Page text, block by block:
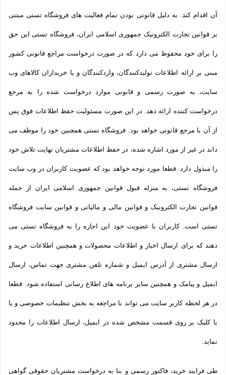
آن اقدام کند. به دلیل قانونی بودن تمام فعالیت های فروشگاه تستی مبتنی
بر قوانین تجارت الکترونیک جمهوری اسلامی ایران، فروشگاه تستی این حق
را برای خود محفوظ می دارد که در صورت درخواست مراجع قانونی کشور
مبنی بر ارائه اطلاعات تولیدکنندگان، واردکنندگان و یا خریداران کالاهای وب
سایت، به صورت رسمی و قانونی موارد درخواست شده را به مرجع
درخواست کننده ارائه دهد. در این صورت مسئولیت حفظ اطلاعات فوق پس
از آن با مرجع قانونی خواهد بود. فروشگاه تستی همچنین خود را موظف می
داند در غیر از مورد اشاره شده، در حفظ اطلاعات مشتریان نهایت تلاش خود
را مبذول دارد. قطعا مورد توجه خواهد بود که عضویت کاربران در وب سایت
فروشگاه تستی، به منزله قبول قوانین جمهوری اسلامی ایران از جمله
قوانین تجارت الکترونیک و قوانین مالی و مالیاتی و قوانین سایت فروشگاه
تستی است. کاربران با عضویت خود این اجازه را به فروشگاه تستی می
دهند که برای ارسال اخبار و اطلاعات محصولات و همچنین اطلاعات خرید و
ارسال مشتری از آدرس ایمیل و شماره تلفن مشتری جهت تماس، ارسال
ایمیل و پیامک و همچنین سایر برنامه های اطلاع رسانی استفاده شود. قطعا
در هر لحظه کاربر سایت می تواند با مراجعه به بخش تنظیمات خصوصی و یا
با کلیک بر روی قسمت مشخص شده در ایمیل، ارسال اطلاعات را محدود
نماید.
طی فرایند خرید، فاکتور رسمی و بنا به درخواست مشتریان حقوقی گواهی